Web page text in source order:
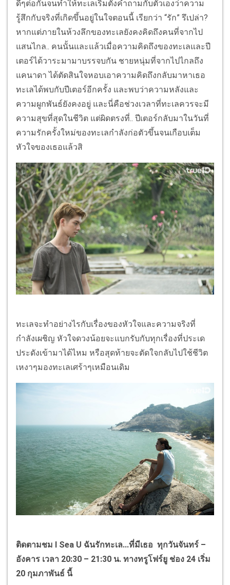
ดีๆต่อกันจนทำให้ทะเลเริ่มตั้งคำถามกับตัวเองว่าความ
รู้สึกกับจริงที่เกิดขึ้นอยู่ในใจตอนนี้ เรียกว่า “รัก” รึเปล่า?
หากแต่ภายในห้วงลึกของทะเลยังคงคิดถึงคนที่จากไป
แสนไกล.. คนนั้นและแล้วเมื่อความคิดถึงของทะเลและปี
เตอร์ได้วาระมามาบรรจบกัน ชายหนุ่มที่จากไปไกลถึง
แคนาดา ได้ตัดสินใจหอบเอาความคิดถึงกลับมาหาเธอ
ทะเลได้พบกับปีเตอร์อีกครั้ง และพบว่าความหลังและ
ความผูกพันธ์ยังคงอยู่ และนี่คือช่วงเวลาที่ทะเลควรจะมี
ความสุขที่สุดในชีวิต แต่ผิดตรงที่.. ปีเตอร์กลับมาในวันที่
ความรักครั้งใหม่ของทะเลกำลังก่อตัวขึ้นจนเกือบเต็ม
หัวใจของเธอแล้วสิ
ทะเลจะทำอย่างไรกับเรื่องของหัวใจและความจริงที่
กำลังเผชิญ หัวใจดวงน้อยจะแบกรับกับทุกเรื่องที่ประเด
ประดังเข้ามาได้ไหม หรือสุดท้ายจะตัดใจกลับไปใช้ชีวิต
เหงาๆมองทะเลเศร้าๆเหมือนเดิม
ติดตามชม I Sea U ฉันรักทะเล...ที่มีเธอ ทุกวันจันทร์ –
อังคาร เวลา 20:30 – 21:30 น. ทางทรูโฟร์ยู ช่อง 24 เริ่ม
20 กุมภาพันธ์ นี้